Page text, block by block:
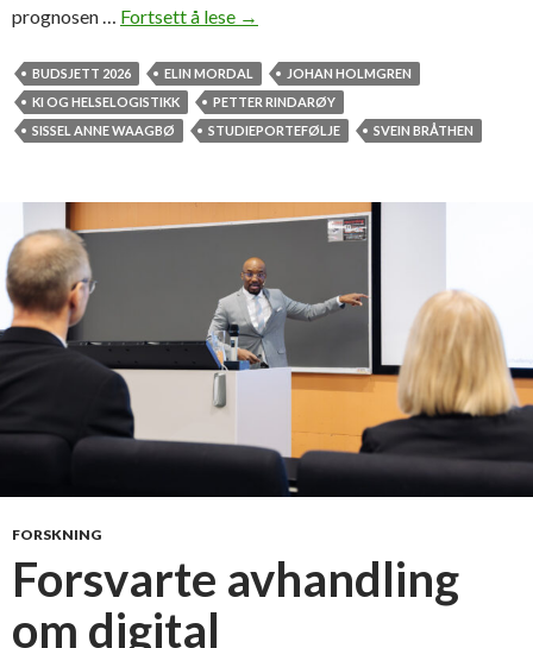
prognosen … Fortsett å lese S
t
s
e
å
e
l
s
e
g
s
k
→
BUDSJETT 2026 ELIN MORDAL
JOHAN HOLMGREN
KI OG HELSELOGISTIKK
PETTER RINDARØY
SISSEL ANNE WAAGBØ
STUDIEPORTEFØLJE SVEIN BRÅTHEN
FORSKNING
Forsvarte avhandling
om digital